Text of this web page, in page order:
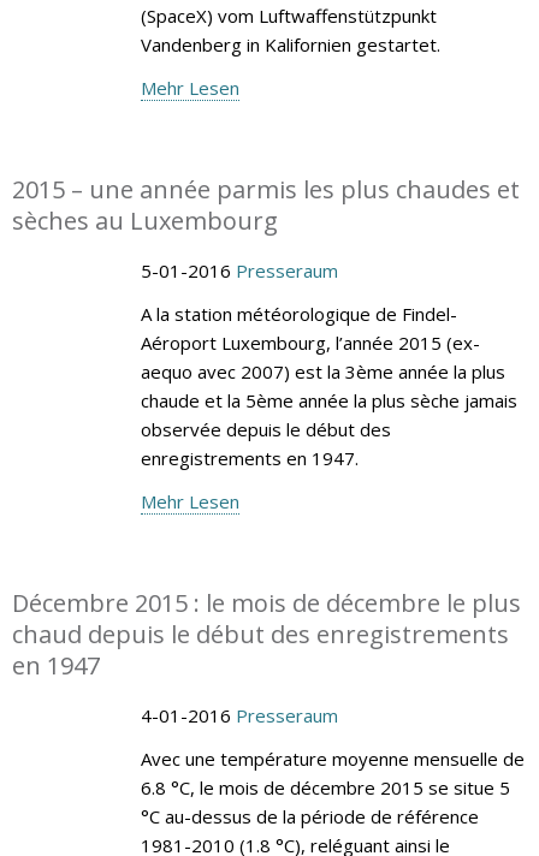
(SpaceX) vom Luftwaffenstützpunkt
Vandenberg in Kalifornien gestartet.
Mehr Lesen
2015 – une année parmis les plus chaudes et
sèches au Luxembourg
5-01-2016 Presseraum
A la station météorologique de Findel-
Aéroport Luxembourg, l’année 2015 (ex-
aequo avec 2007) est la 3ème année la plus
chaude et la 5ème année la plus sèche jamais
observée depuis le début des
enregistrements en 1947.
Mehr Lesen
Décembre 2015 : le mois de décembre le plus
chaud depuis le début des enregistrements
en 1947
4-01-2016 Presseraum
Avec une température moyenne mensuelle de
6.8 °C, le mois de décembre 2015 se situe 5
°C au-dessus de la période de référence
1981-2010 (1.8 °C), reléguant ainsi le